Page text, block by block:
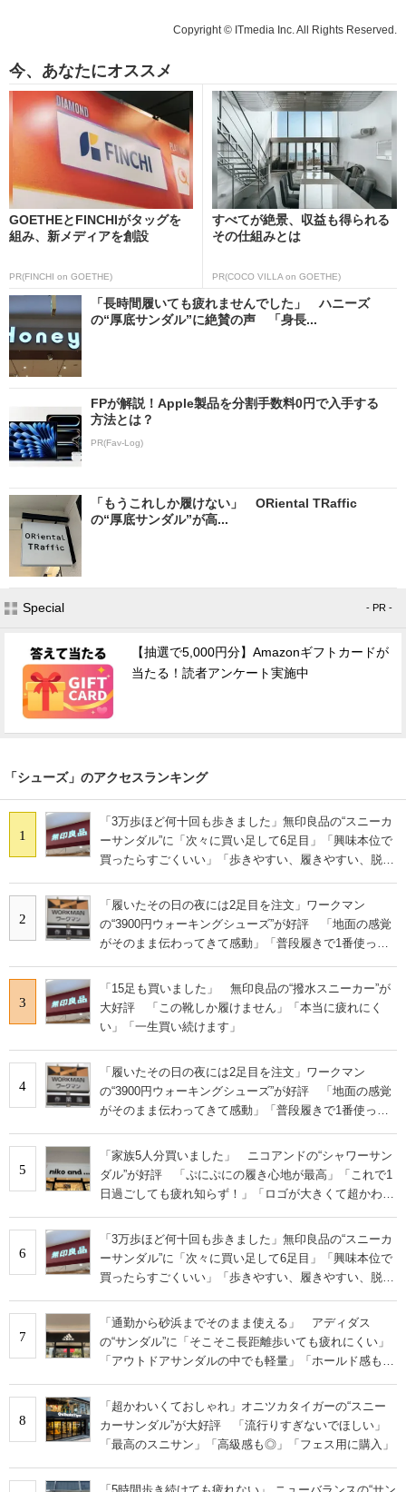
Copyright © ITmedia Inc. All Rights Reserved.
今、あなたにオススメ
GOETHEとFINCHIがタッグを
組み、新メディアを創設
PR(FINCHI on GOETHE)
すべてが絶景、収益も得られる
その仕組みとは
PR(COCO VILLA on GOETHE)
「長時間履いても疲れませんでした」 ハニーズ
の“厚底サンダル”に絶賛の声 「身長...
FPが解説！Apple製品を分割手数料0円で入手する
方法とは？
PR(Fav-Log)
「もうこれしか履けない」 ORiental TRaffic
の“厚底サンダル”が高...
Special - PR -
【抽選で5,000円分】Amazonギフトカードが
当たる！読者アンケート実施中
「シューズ」のアクセスランキング
1
「3万歩ほど何十回も歩きました」無印良品の“スニーカ
ーサンダル”に「次々に買い足して6足目」「興味本位で
買ったらすごくいい」「歩きやすい、履きやすい、脱ぎ
2
「履いたその日の夜には2足目を注文」ワークマン
の“3900円ウォーキングシューズ”が好評 「地面の感覚
がそのまま伝わってきて感動」「普段履きで1番使って
3
「15足も買いました」 無印良品の“撥水スニーカー”が
大好評 「この靴しか履けません」「本当に疲れにく
い」「一生買い続けます」
4
「履いたその日の夜には2足目を注文」ワークマン
の“3900円ウォーキングシューズ”が好評 「地面の感覚
がそのまま伝わってきて感動」「普段履きで1番使って
5
「家族5人分買いました」 ニコアンドの“シャワーサン
ダル”が好評 「ぷにぷにの履き心地が最高」「これで1
日過ごしても疲れ知らず！」「ロゴが大きくて超かわい
6
「3万歩ほど何十回も歩きました」無印良品の“スニーカ
ーサンダル”に「次々に買い足して6足目」「興味本位で
買ったらすごくいい」「歩きやすい、履きやすい、脱ぎ
7
「通勤から砂浜までそのまま使える」 アディダス
の“サンダル”に「そこそこ長距離歩いても疲れにくい」
「アウトドアサンダルの中でも軽量」「ホールド感もと
8
「超かわいくておしゃれ」オニツカタイガーの“スニー
カーサンダル”が大好評 「流行りすぎないでほしい」
「最高のスニサン」「高級感も◎」「フェス用に購入」